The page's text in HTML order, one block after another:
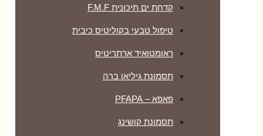
קדחת ים תיכונית F.M.F
טיפול טבעי בקוליטיס כיבית
ראומטואיד ארתריטיס
תסמונת גיליאן ברה
פאפא – PFAPA
תסמונת קושינג